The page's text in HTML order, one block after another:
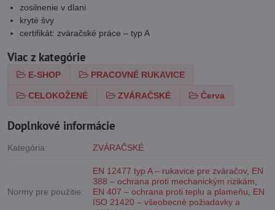
zosilnenie v dlani
kryté švy
certifikát: zváračské práce – typ A
Viac z kategórie
E-SHOP PRACOVNÉ RUKAVICE
CELOKOŽENÉ ZVÁRAČSKÉ Červa
Doplnkové informácie
Kategória: ZVÁRAČSKÉ
Normy pre použitie:
EN 12477 typ A – rukavice pre zváračov, EN
388 – ochrana proti mechanickým rizikám
EN 407 – ochrana proti teplu a plameňu
EN
ISO 21420 – všeobecné požiadavky a